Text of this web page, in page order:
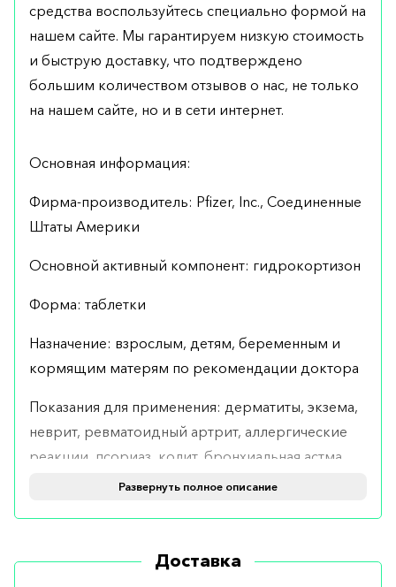
средства воспользуйтесь специально формой на
нашем сайте. Мы гарантируем низкую стоимость
и быструю доставку, что подтверждено
большим количеством отзывов о нас, не только
на нашем сайте, но и в сети интернет.
Основная информация:
Фирма-производитель: Pfizer, Inc., Соединенные
Штаты Америки
Основной активный компонент: гидрокортизон
Форма: таблетки
Назначение: взрослым, детям, беременным и
кормящим матерям по рекомендации доктора
Показания для применения: дерматиты, экзема,
неврит, ревматоидный артрит, аллергические
реакции, псориаз, колит, бронхиальная астма
0.130 кгРазвернуть полное описание
Доставка